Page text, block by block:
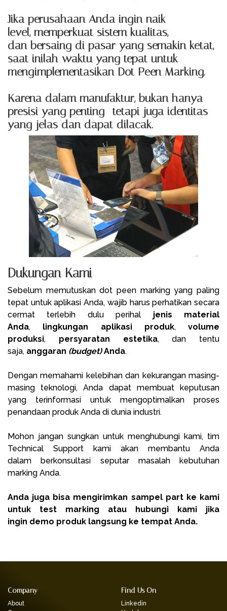
Jika perusahaan Anda ingin naik
level, memperkuat sistem kualitas,
dan bersaing di pasar yang semakin ketat,
saat inilah waktu yang tepat untuk
mengimplementasikan Dot Peen Marking.
Karena dalam manufaktur, bukan hanya
presisi yang penting—tetapi juga identitas
yang jelas dan dapat dilacak.
Dukungan Kami
Sebelum memutuskan dot peen marking yang paling
tepat untuk aplikasi Anda, wajib harus perhatikan secara
cermat terlebih dulu perihal jenis material
Anda, lingkungan aplikasi produk, volume
produksi, persyaratan estetika, dan tentu
saja, anggaran (budget)Anda.
Dengan memahami kelebihan dan kekurangan masing-
masing teknologi, Anda dapat membuat keputusan
yang terinformasi untuk mengoptimalkan proses
penandaan produk Anda di dunia industri.
Mohon jangan sungkan untuk menghubungi kami, tim
Technical Support kami akan membantu Anda
dalam berkonsultasi seputar masalah kebutuhan
marking Anda.
Anda juga bisa mengirimkan sampel part ke kami
untuk test marking atau hubungi kami jika
ingin demo produk langsung ke tempat Anda.
Company
About
Find Us On
Linkedin